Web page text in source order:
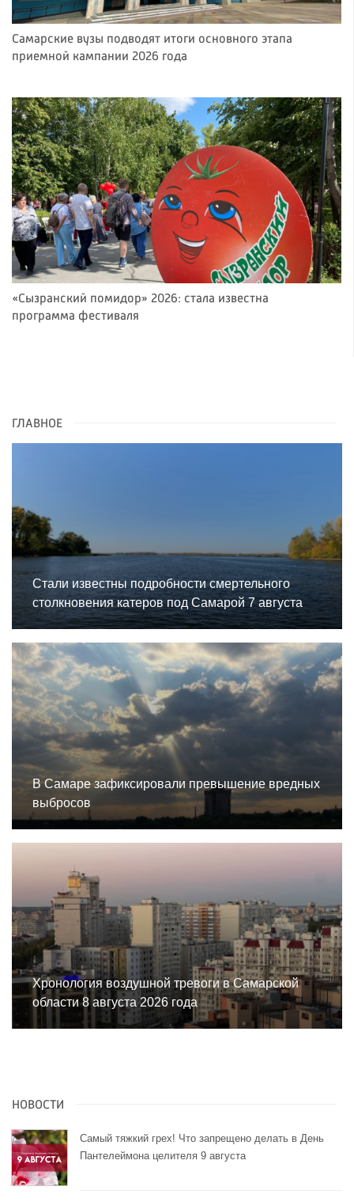
Самарские вузы подводят итоги основного этапа
приемной кампании 2026 года
«Сызранский помидор» 2026: стала известна
программа фестиваля
ГЛАВНОЕ
Стали известны подробности смертельного
столкновения катеров под Самарой 7 августа
В Самаре зафиксировали превышение вредных
выбросов
Хронология воздушной тревоги в Самарской
области 8 августа 2026 года
НОВОСТИ
Самый тяжкий грех! Что запрещено делать в День
Пантелеймона целителя 9 августа